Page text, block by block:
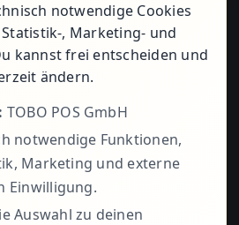
notwendige Cookies
, Marketing- und
kannst frei entscheiden und
ändern.
TOBO POS GmbH
notwendige Funktionen,
Marketing und externe
Einwilligung.
Auswahl zu deinen